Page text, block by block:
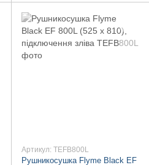
Артикул: TEFB800L
Рушникосушка Flyme Black EF